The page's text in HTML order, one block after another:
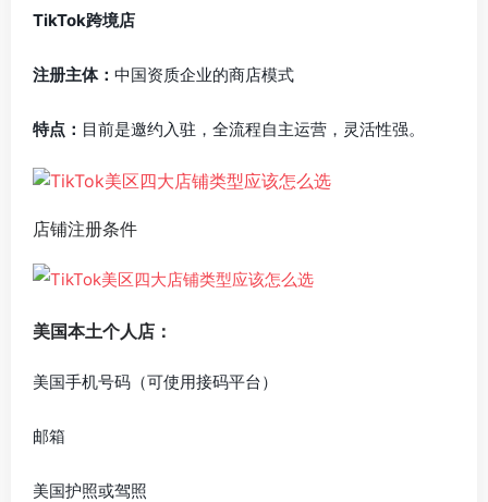
TikTok跨境店
注册主体： 中国资质企业的商店模式
特点： 目前是邀约入驻，全流程自主运营，灵活性强。
店铺注册条件
美国本土个人店：
美国手机号码（可使用接码平台）
邮箱
美国护照或驾照